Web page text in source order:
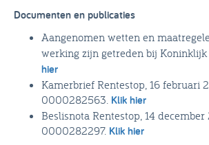
Documenten en publicaties
Aangenomen wetten en
werking zijn getreden bij Koninklijk
hier
Kamerbrief Rentestop, 16 februari
0000282563. Klik hier
Beslisnota Rentestop, 14
0000282297. Klik hier